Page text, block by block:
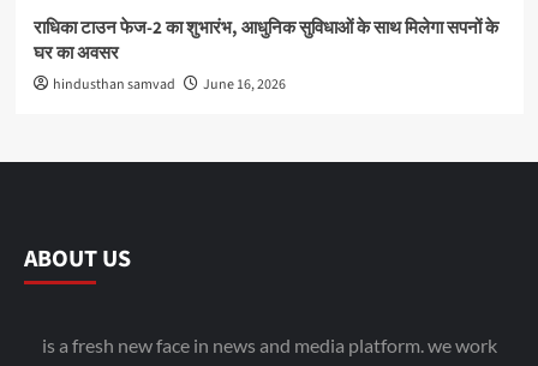
राधिका टाउन फेज-2 का शुभारंभ, आधुनिक सुविधाओं के साथ मिलेगा सपनों के
घर का अवसर
hindusthan samvad June 16, 2026
ABOUT US
is a fresh new face in news and media platform. we work